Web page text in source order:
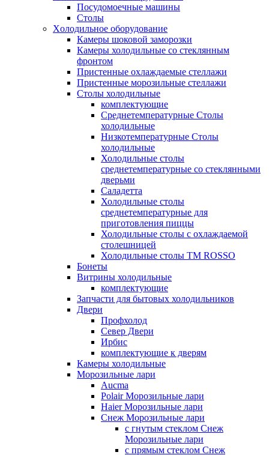
Посудомоечные машины
Столы
Xолодильное оборудование
Камеры шоковой заморозки
Камеры холодильные со стеклянным
фронтом
Пристенные охлаждаемые стеллажи
Пристенные морозильные стеллажи
Столы холодильные
комплектующие
Среднетемпературные Столы
холодильные
Низкотемпературные Столы
холодильные
Холодильные столы
среднетемпературные со стеклянными
дверьми
Саладетта
Холодильные столы
среднетемпературные для
приготовления пиццы
Холодильные столы с охлаждаемой
столешницей
Холодильные столы ТМ ROSSO
Бонеты
Витрины холодильные
комплектующие
Запчасти для бытовых холодильников
Двери
Профхолод
Север Двери
Ирбис
комплектующие к дверям
Камеры холодильные
Морозильные лари
Aucma
Polair Морозильные лари
Haier Морозильные лари
Снеж Морозильные лари
с гнутым стеклом Снеж
Морозильные лари
с прямым стеклом Снеж